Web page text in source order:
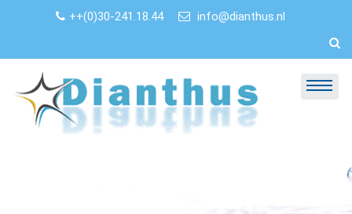
++(0)30-241.18.44 info@dianthus.nl